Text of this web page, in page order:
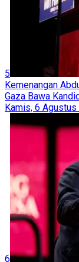
5
Kemenangan
Gaza Bawa
Kamis, 6 Agustus
6